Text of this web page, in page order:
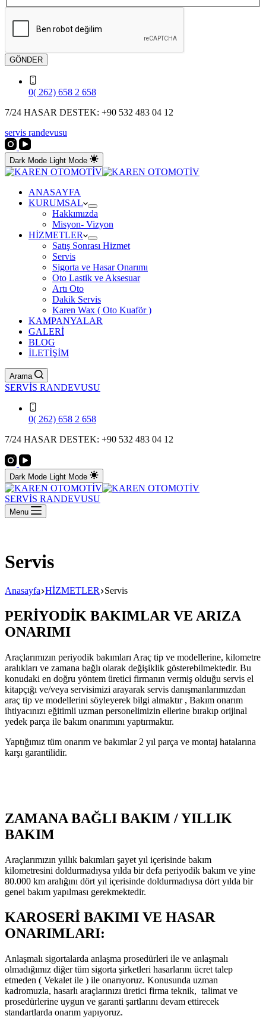
GÖNDER
0( 262) 658 2 658
7/24 HASAR DESTEK: +90 532 483 04 12
servis randevusu
Dark Mode Light Mode
ANASAYFA
KURUMSAL
Hakkımızda
Misyon- Vizyon
HİZMETLER
Satış Sonrası Hizmet
Servis
Sigorta ve Hasar Onarımı
Oto Lastik ve Aksesuar
Artı Oto
Dakik Servis
Karen Wax ( Oto Kuaför )
KAMPANYALAR
GALERİ
BLOG
İLETİŞİM
Arama
SERVİS RANDEVUSU
0( 262) 658 2 658
7/24 HASAR DESTEK: +90 532 483 04 12
Dark Mode Light Mode
SERVİS RANDEVUSU
Menu
Servis
Anasayfa HİZMETLER Servis
PERİYODİK BAKIMLAR VE ARIZA
ONARIMI
Araçlarımızın periyodik bakımları Araç tip ve modellerine, kilometre
aralıkları ve zamana bağlı olarak değişiklik gösterebilmektedir. Bu
konudaki en doğru yöntem üretici firmanın vermiş olduğu servis el
kitapçığı ve/veya servisimizi arayarak servis danışmanlarımızdan
araç tip ve modellerini söyleyerek bilgi almaktır , Bakım onarım
ihtiyacınızı eğitimli uzman personelimizin ellerine bırakıp orijinal
yedek parça ile bakım onarımını yaptırmaktır.
Yaptığımız tüm onarım ve bakımlar 2 yıl parça ve montaj hatalarına
karşı garantilidir.
ZAMANA BAĞLI BAKIM / YILLIK
BAKIM
Araçlarımızın yıllık bakımları şayet yıl içerisinde bakım
kilometresini doldurmadıysa yılda bir defa periyodik bakım ve yine
80.000 km aralığını dört yıl içerisinde doldurmadıysa dört yılda bir
genel bakım yapılması gerekmektedir.
KAROSERİ BAKIMI VE HASAR
ONARIMLARI:
Anlaşmalı sigortalarda anlaşma prosedürleri ile ve anlaşmalı
olmadığımız diğer tüm sigorta şirketleri hasarlarını ücret talep
etmeden ( Vekalet ile ) ile onarıyoruz. Konusunda uzman
kadromuzla, hasarlı araçlarınızı üretici firma teknik, talimat ve
prosedürlerine uygun ve garanti şartlarını devam ettirecek
standartlarda onarım yapıyoruz.